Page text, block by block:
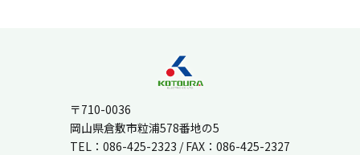
〒710-0036
岡山県倉敷市粒浦578番地の5
TEL： 086-425-2323 / FAX：086-425-2327